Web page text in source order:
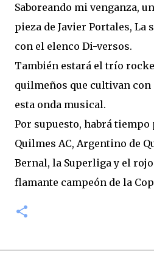
Saboreando mi venganza,
pieza de Javier Portales, La
con el elenco Di-versos.
También estará el trío
quilmeños que cultivan
esta onda musical.
Por supuesto, habrá
Quilmes AC, Argentino de
Bernal, la Superliga y el
flamante campeón de la